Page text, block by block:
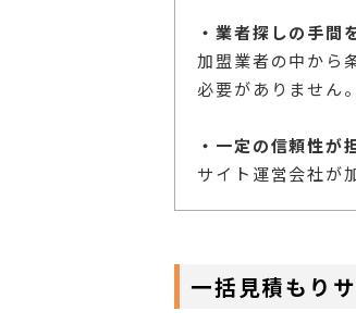
・業者探しの手間
加盟業者の中から
必要がありません。
・一定の信頼性が
サイト運営会社が
一括見積もり